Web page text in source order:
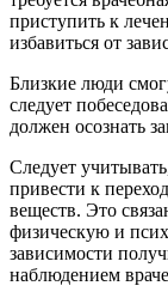
приступить к
избавиться от
Близкие люди
следует
должен осознать
Следует
привести к
веществ. Это
физическую и
зависимости
наблюдением